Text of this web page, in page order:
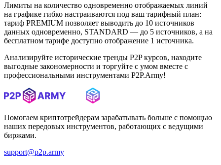
Лимиты на количество одновременно отображаемых линий
на графике гибко настраиваются под ваш тарифный план:
тариф PREMIUM позволяет выводить до 10 источников
данных одновременно, STANDARD — до 5 источников, а на
бесплатном тарифе доступно отображение 1 источника.
Анализируйте исторические тренды P2P курсов, находите
выгодные закономерности и торгуйте с умом вместе с
профессиональными инструментами P2P.Army!
Помогаем криптотрейдерам зарабатывать больше с помощью
наших передовых инструментов, работающих с ведущими
биржами.
support@p2p.army